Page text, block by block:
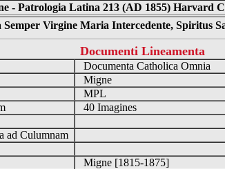
- Patrologia Latina 213 (AD 1855) Harvard
Virgine Maria Intercedente, Spiritus
Documenti Lineamenta
Documenta Catholica Omnia
Migne
MPL
40 Imagines
ad Culumnam
Migne [1815-1875]